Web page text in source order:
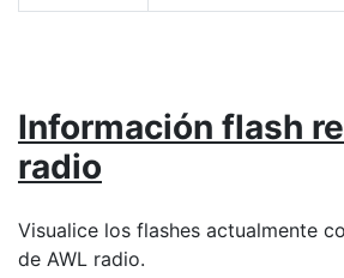
Información flash
radio
Visualice los flashes actualmente
de AWL radio.